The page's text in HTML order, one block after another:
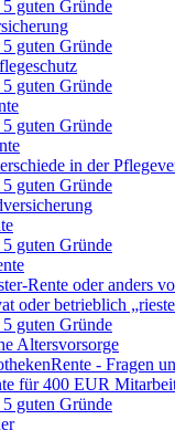
guten Gründe
guten Gründe
guten Gründe
guten Gründe
in der
guten Gründe
guten Gründe
Rente oder anders
oder betrieblich
guten Gründe
Altersvorsorge
- Fragen
für 400 EUR
guten Gründe